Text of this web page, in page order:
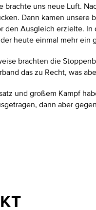
brachte uns neue Luft.
Dann kamen
den Ausgleich erzielte.
heute einmal mehr ein
brachten die
das zu Recht, was
und großem Kampf
dann aber